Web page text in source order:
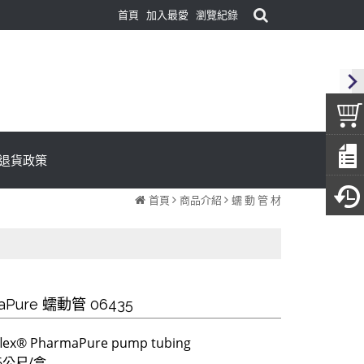
首頁 加入最愛 瀏覽紀錄
貨政策
首頁 商品介紹 蠕 動 管 材
蠕動管 06435
PharmaPure pump tubing